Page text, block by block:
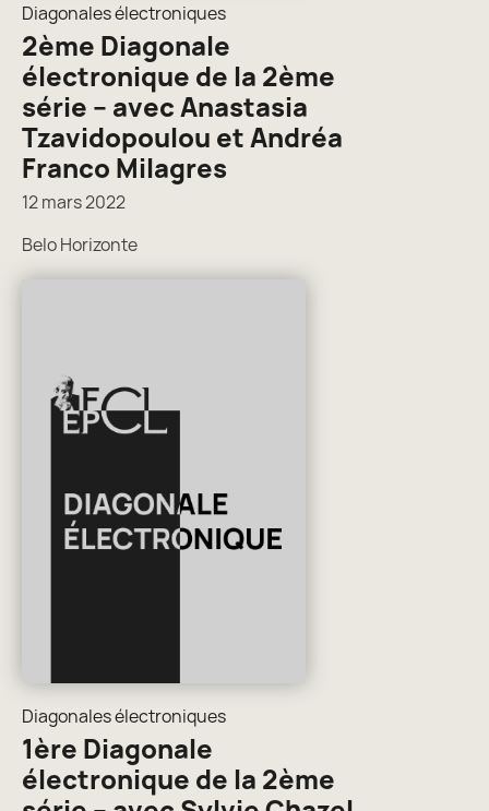
Diagonales électroniques
2ème Diagonale
électronique de la 2ème
série – avec Anastasia
Tzavidopoulou et Andréa
Franco Milagres
12 mars 2022
Belo Horizonte
Diagonales électroniques
1ère Diagonale
électronique de la 2ème